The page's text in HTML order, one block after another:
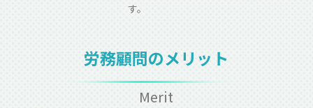
す。
労務顧問のメリット
Merit